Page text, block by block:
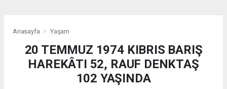
Anasayfa Yaşam
20 TEMMUZ 1974 KIBRIS BARIŞ
HAREKÂTI 52, RAUF DENKTAŞ
102 YAŞINDA